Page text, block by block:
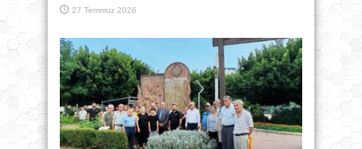
27 Temmuz 2026